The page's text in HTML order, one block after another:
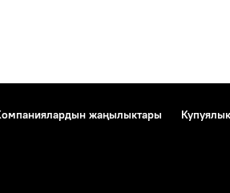
жаңылыктары